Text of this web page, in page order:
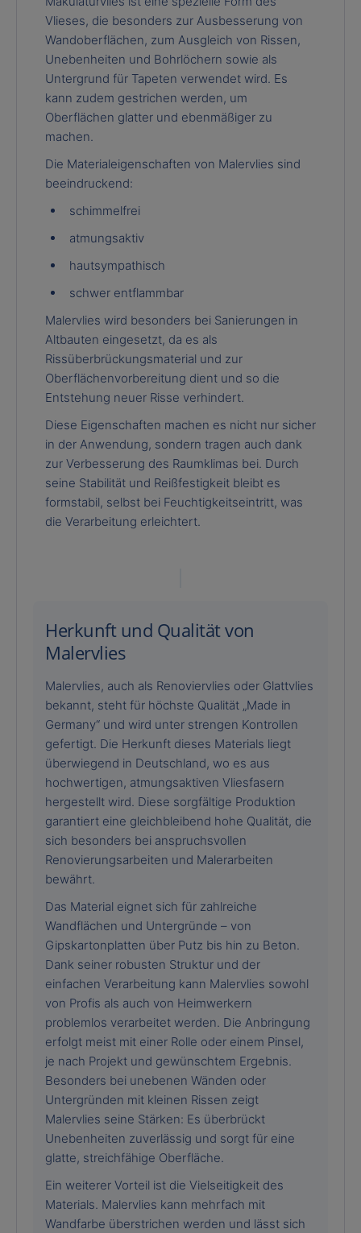
Vlieses, die besonders zur Ausbesserung von
Wandoberflächen, zum Ausgleich von Rissen,
Unebenheiten und Bohrlöchern sowie als
Untergrund für Tapeten verwendet wird. Es
kann zudem gestrichen werden, um
Oberflächen glatter und ebenmäßiger zu
machen.
Die Materialeigenschaften von Malervlies sind
beeindruckend:
schimmelfrei
atmungsaktiv
hautsympathisch
schwer entflammbar
Malervlies wird besonders bei Sanierungen in
Altbauten eingesetzt, da es als
Rissüberbrückungsmaterial und zur
Oberflächenvorbereitung dient und so die
Entstehung neuer Risse verhindert.
Diese Eigenschaften machen es nicht nur sicher
in der Anwendung, sondern tragen auch dank
zur Verbesserung des Raumklimas bei. Durch
seine Stabilität und Reißfestigkeit bleibt es
formstabil, selbst bei Feuchtigkeitseintritt, was
die Verarbeitung erleichtert.
Herkunft und Qualität von
Malervlies
Malervlies, auch als Renoviervlies oder Glattvlies
bekannt, steht für höchste Qualität „Made in
Germany“ und wird unter strengen Kontrollen
gefertigt. Die Herkunft dieses Materials liegt
überwiegend in Deutschland, wo es aus
hochwertigen, atmungsaktiven Vliesfasern
hergestellt wird. Diese sorgfältige Produktion
garantiert eine gleichbleibend hohe Qualität, die
sich besonders bei anspruchsvollen
Renovierungsarbeiten und Malerarbeiten
bewährt.
Das Material eignet sich für zahlreiche
Wandflächen und Untergründe – von
Gipskartonplatten über Putz bis hin zu Beton.
Dank seiner robusten Struktur und der
einfachen Verarbeitung kann Malervlies sowohl
von Profis als auch von Heimwerkern
problemlos verarbeitet werden. Die Anbringung
erfolgt meist mit einer Rolle oder einem Pinsel,
je nach Projekt und gewünschtem Ergebnis.
Besonders bei unebenen Wänden oder
Untergründen mit kleinen Rissen zeigt
Malervlies seine Stärken: Es überbrückt
Unebenheiten zuverlässig und sorgt für eine
glatte, streichfähige Oberfläche.
Ein weiterer Vorteil ist die Vielseitigkeit des
Materials. Malervlies kann mehrfach mit
Wandfarbe überstrichen werden und lässt sich